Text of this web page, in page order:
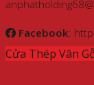
Facebook:
Cửa Thép Vân